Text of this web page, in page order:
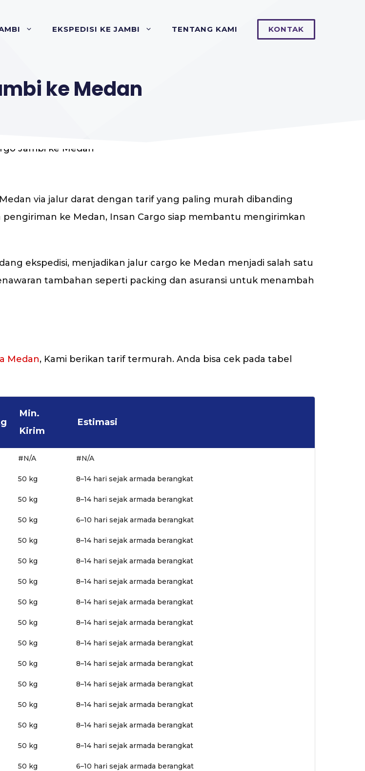
EKSPEDISI KE JAMBI TENTANG KAMI KONTAK
ke Medan
via jalur darat dengan tarif yang paling murah dibanding
ke Medan, Insan Cargo siap membantu mengirimkan
ekspedisi, menjadikan jalur cargo ke Medan menjadi salah satu
tambahan seperti packing dan asuransi untuk menambah
Medan, Kami berikan tarif termurah. Anda bisa cek pada tabel
Min.
Kirim
Estimasi
#N/A #N/A
50 kg 8–14 hari sejak armada berangkat
50 kg 8–14 hari sejak armada berangkat
50 kg 6–10 hari sejak armada berangkat
50 kg 8–14 hari sejak armada berangkat
50 kg 8–14 hari sejak armada berangkat
50 kg 8–14 hari sejak armada berangkat
50 kg 8–14 hari sejak armada berangkat
50 kg 8–14 hari sejak armada berangkat
50 kg 8–14 hari sejak armada berangkat
50 kg 8–14 hari sejak armada berangkat
50 kg 8–14 hari sejak armada berangkat
50 kg 8–14 hari sejak armada berangkat
50 kg 8–14 hari sejak armada berangkat
50 kg 8–14 hari sejak armada berangkat
50 kg 6–10 hari sejak armada berangkat